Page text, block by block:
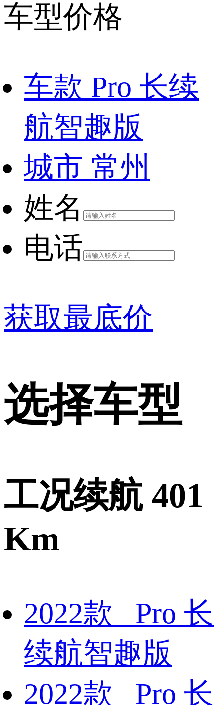
车型价格
车款 Pro 长续
航智趣版
城市 常州
姓名
电话
获取最底价
选择车型
工况续航 401
Km
2022款 Pro 长
续航智趣版
2022款 Pro 长